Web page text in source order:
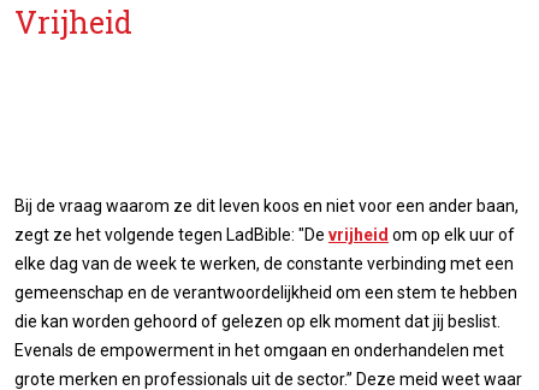
Vrijheid
Bij de vraag waarom ze dit leven koos en niet voor een ander baan,
zegt ze het volgende tegen LadBible: "De vrijheid om op elk uur of
elke dag van de week te werken, de constante verbinding met een
gemeenschap en de verantwoordelijkheid om een stem te hebben
die kan worden gehoord of gelezen op elk moment dat jij beslist.
Evenals de empowerment in het omgaan en onderhandelen met
grote merken en professionals uit de sector.” Deze meid weet waar